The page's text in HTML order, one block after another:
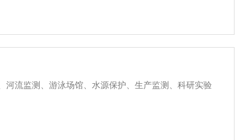
流监测、游泳场馆、水源保护、生产监测、科研实验